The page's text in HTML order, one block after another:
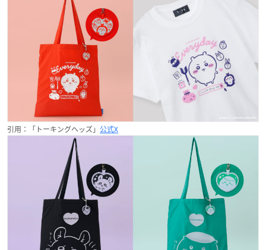
引用：「トーキングヘッズ」 公式X